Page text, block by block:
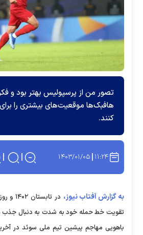
تصور من از پرسپولیس بهتر بود و
هافبک‌ها موقعیت‌های بیشتری را
کنند.
۱۱:۲۴ ۱۴۰۳/۰۱/۰۵
به گزارش آفتاب نیوز،
در
تقویت خط حمله خود به شدت به دنبال جذب
باهویی مهاجم پیشین تیم ملی سوئد در